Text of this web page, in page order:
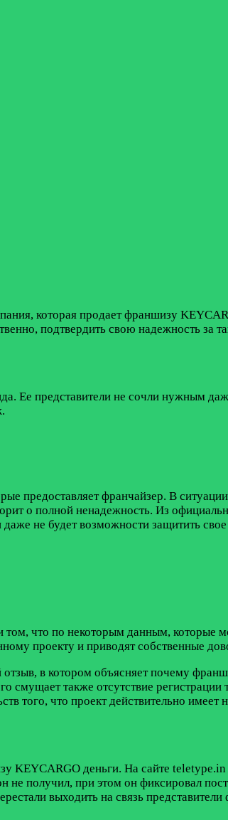
которая продает франшизу
подтвердить свою надежность за
Ее представители не сочли нужным
предоставляет франчайзер. В
о полной ненадежность. Из
не будет возможности защитить
что по некоторым данным, которые
проекту и приводят собственные
в котором объясняет почему
смущает также отсутствие
того, что проект действительно
KEYCARGO деньги. На сайте
получил, при этом он фиксировал
выходить на связь представители